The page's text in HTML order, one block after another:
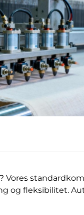
Vores
og fleksibilitet.